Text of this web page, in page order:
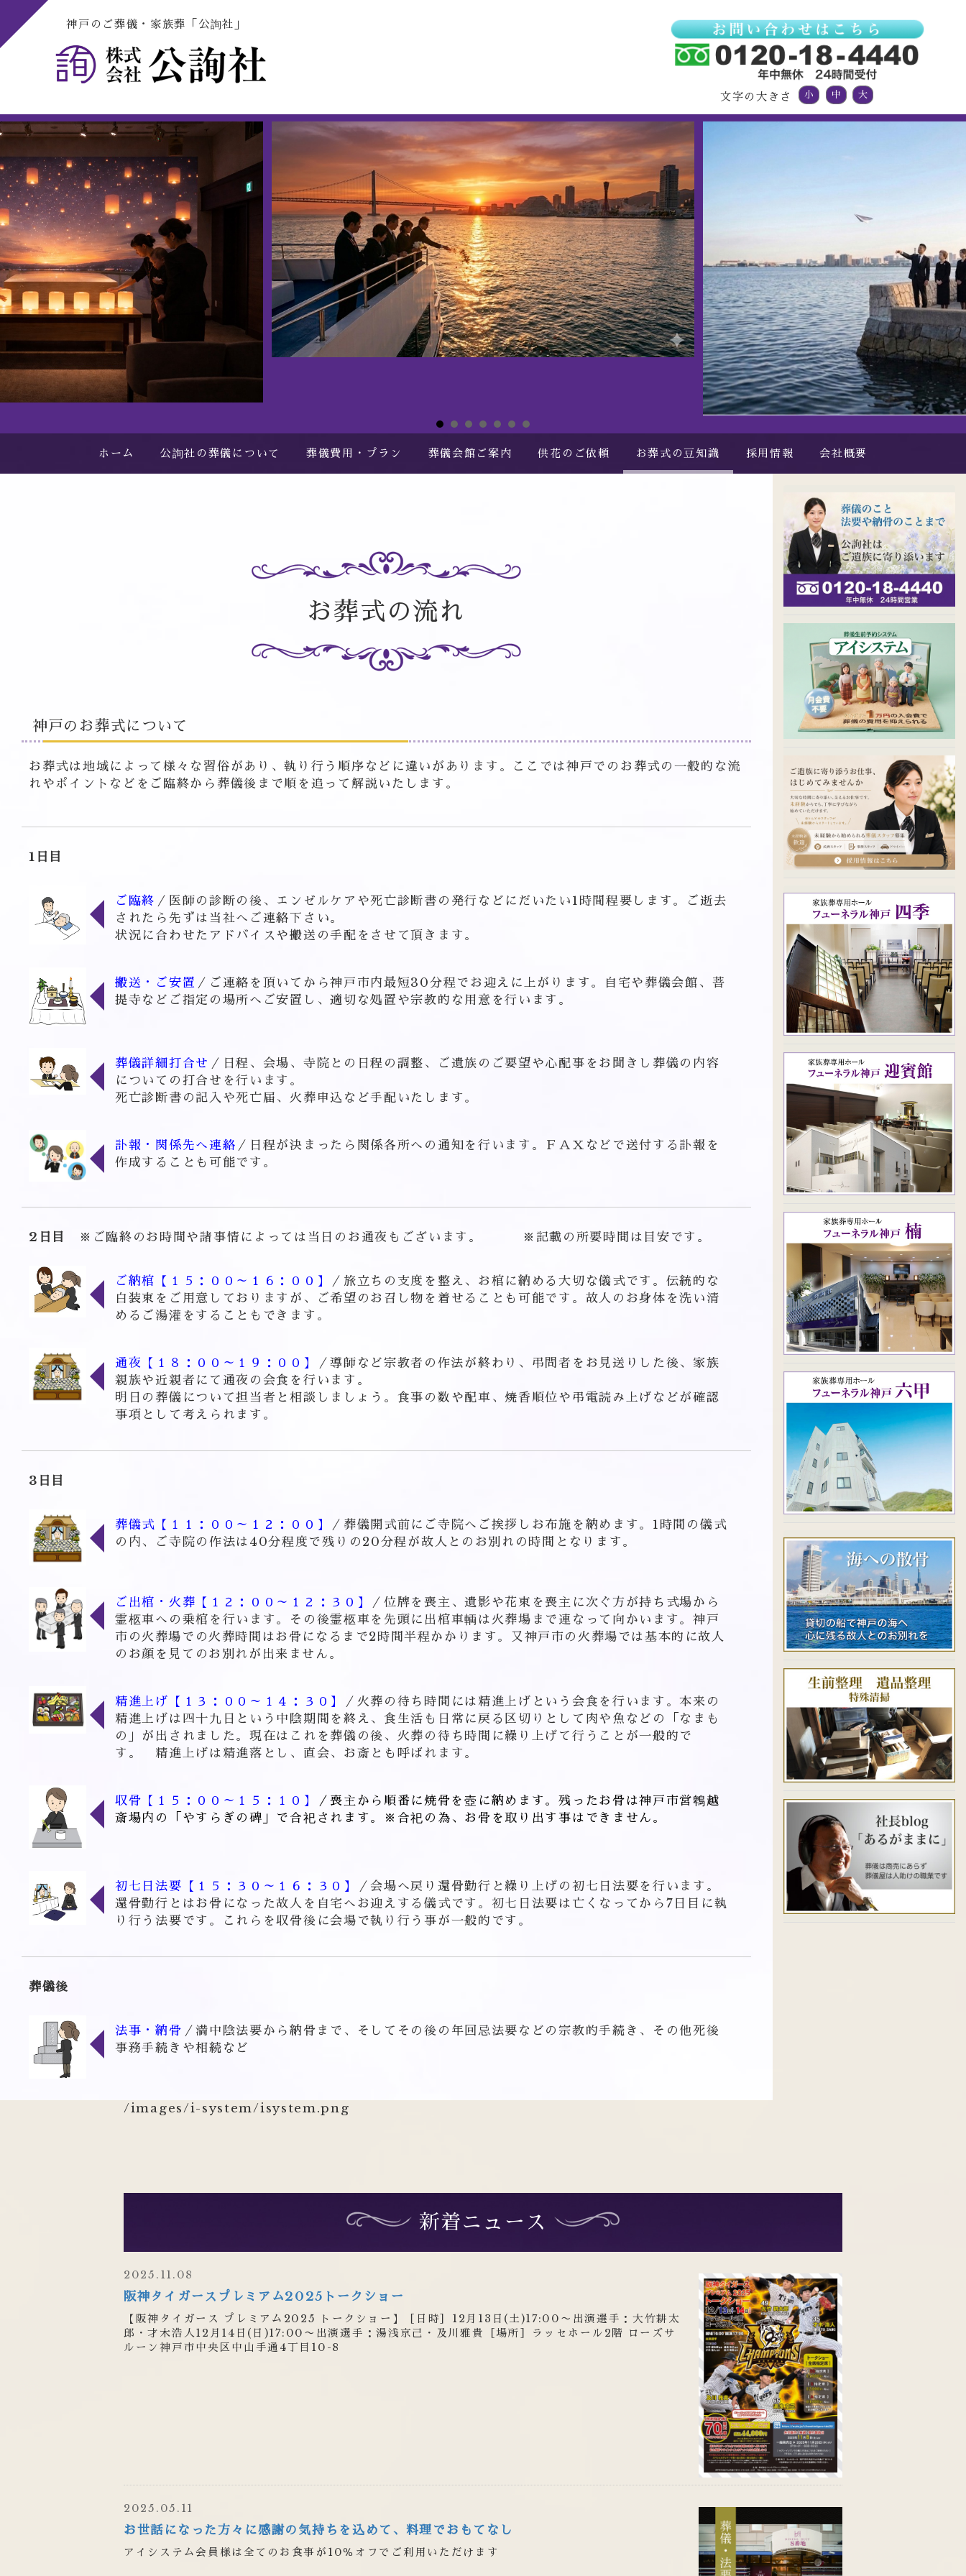
神戸のご葬儀・家族葬「公詢社」
文字の大きさ 小 中 大
ホーム 公詢社の葬儀について 葬儀費用・プラン 葬儀会館ご案内 供花のご依頼 お葬式の豆知識 採用情報 会社概要
お葬式の流れ
神戸のお葬式について
お葬式は地域によって様々な習俗があり、執り行う順序などに違いがあります。ここでは神戸でのお葬式の一般的な流
れやポイントなどをご臨終から葬儀後まで順を追って解説いたします。
1日目
ご臨終 ／医師の診断の後、エンゼルケアや死亡診断書の発行などにだいたい1時間程要します。ご逝去
されたら先ずは当社へご連絡下さい。
状況に合わせたアドバイスや搬送の手配をさせて頂きます。
搬送・ご安置 ／ご連絡を頂いてから神戸市内最短30分程でお迎えに上がります。自宅や葬儀会館、菩
提寺などご指定の場所へご安置し、適切な処置や宗教的な用意を行います。
葬儀詳細打合せ ／日程、会場、寺院との日程の調整、ご遺族のご要望や心配事をお聞きし葬儀の内容
についての打合せを行います。
死亡診断書の記入や死亡届、火葬申込など手配いたします。
訃報・関係先へ連絡 ／日程が決まったら関係各所への通知を行います。ＦＡＸなどで送付する訃報を
作成することも可能です。
2日目 ※ご臨終のお時間や諸事情によっては当日のお通夜もございます。 ※記載の所要時間は目安です。
ご納棺【１５：００～１６：００】
／旅立ちの支度を整え、お棺に納める大切な儀式です。伝統的な
白装束をご用意しておりますが、ご希望のお召し物を着せることも可能です。故人のお身体を洗い清
めるご湯灌をすることもできます。
通夜【１８：００～１９：００】
／導師など宗教者の作法が終わり、弔問者をお見送りした後、家族
親族や近親者にて通夜の会食を行います。
明日の葬儀について担当者と相談しましょう。食事の数や配車、焼香順位や弔電読み上げなどが確認
事項として考えられます。
3日目
葬儀式【１１：００～１２：００】
／葬儀開式前にご寺院へご挨拶しお布施を納めます。1時間の儀式
の内、ご寺院の作法は40分程度で残りの20分程が故人とのお別れの時間となります。
ご出棺・火葬【１２：００～１２：３０】
／位牌を喪主、遺影や花束を喪主に次ぐ方が持ち式場から
霊柩車への乗棺を行います。その後霊柩車を先頭に出棺車輌は火葬場まで連なって向かいます。神戸
市の火葬場での火葬時間はお骨になるまで2時間半程かかります。又神戸市の火葬場では基本的に故人
のお顔を見てのお別れが出来ません。
精進上げ【１３：００～１４：３０】
／火葬の待ち時間には精進上げという会食を行います。本来の
精進上げは四十九日という中陰期間を終え、食生活も日常に戻る区切りとして肉や魚などの「なまも
の」が出されました。現在はこれを葬儀の後、火葬の待ち時間に繰り上げて行うことが一般的で
す。 精進上げは精進落とし、直会、お斎とも呼ばれます。
収骨【１５：００～１５：１０】
／喪主から順番に焼骨を壺に納めます。残ったお骨は神戸市営鵯越
斎場内の「やすらぎの碑」で合祀されます。※合祀の為、お骨を取り出す事はできません。
初七日法要【１５：３０～１６：３０】
／会場へ戻り還骨勤行と繰り上げの初七日法要を行います。
還骨勤行とはお骨になった故人を自宅へお迎えする儀式です。初七日法要は亡くなってから7日目に執
り行う法要です。これらを収骨後に会場で執り行う事が一般的です。
葬儀後
法事・納骨 ／満中陰法要から納骨まで、そしてその後の年回忌法要などの宗教的手続き、その他死後
事務手続きや相続など
/images/i-system/isystem.png
新着ニュース
2025.11.08
阪神タイガースプレミアム2025トークショー
【阪神タイガース プレミアム2025 トークショー】［日時］12月13日(土)17:00〜出演選手：大竹耕太
郎・才木浩人12月14日(日)17:00〜出演選手：湯浅京己・及川雅貴［場所］ラッセホール2階 ローズサ
ルーン神戸市中央区中山手通4丁目10-8
2025.05.11
お世話になった方々に感謝の気持ちを込めて、料理でおもてなし
アイシステム会員様は全てのお食事が10％オフでご利用いただけます